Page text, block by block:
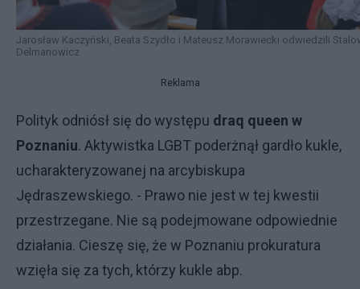
Jarosław Kaczyński, Beata Szydło i Mateusz Morawiecki odwiedzili
Delmanowicz
Reklama
Polityk odniósł się do występu draq queen w
Poznaniu. Aktywistka LGBT poderżnął gardło kukle,
ucharakteryzowanej na arcybiskupa
Jędraszewskiego. - Prawo nie jest w tej kwestii
przestrzegane. Nie są podejmowane odpowiednie
działania. Cieszę się, że w Poznaniu prokuratura
wzięła się za tych, którzy kukle abp.